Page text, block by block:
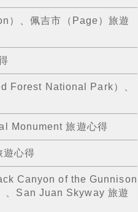
）、佩吉市（Page）旅遊
Forest National Park）、
Monument 旅遊心得
遊心得
Canyon of the Gunnison
、San Juan Skyway 旅遊